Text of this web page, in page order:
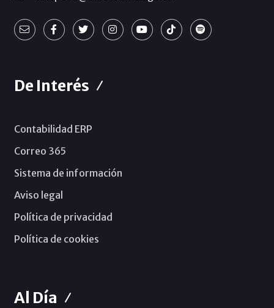
De Interés
Contabilidad ERP
Correo 365
Sistema de información
Aviso legal
Política de privacidad
Política de cookies
Al Día